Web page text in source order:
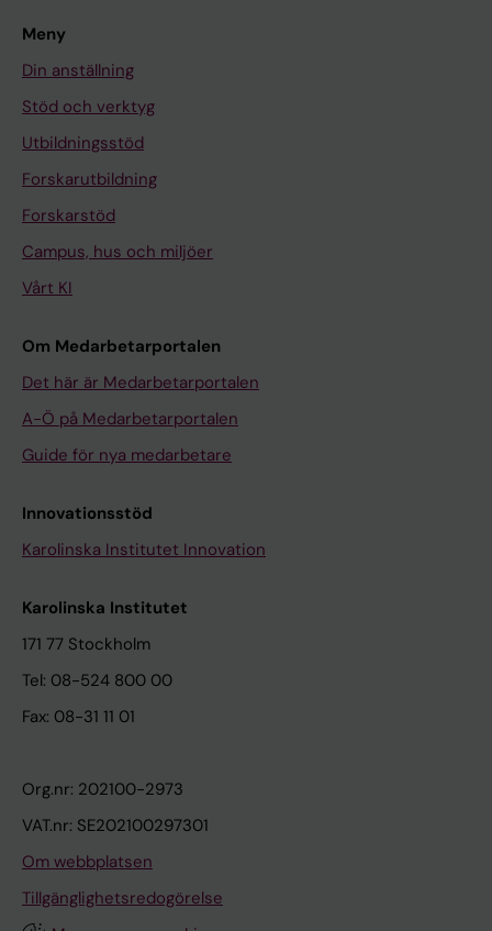
Meny
Din anställning
Stöd och verktyg
Utbildningsstöd
Forskarutbildning
Forskarstöd
Campus, hus och miljöer
Vårt KI
Om Medarbetarportalen
Det här är Medarbetarportalen
A-Ö på Medarbetarportalen
Guide för nya medarbetare
Innovationsstöd
Karolinska Institutet Innovation
Karolinska Institutet
171 77 Stockholm
Tel: 08-524 800 00
Fax: 08-31 11 01
Org.nr: 202100-2973
VAT.nr: SE202100297301
Om webbplatsen
Tillgänglighetsredogörelse